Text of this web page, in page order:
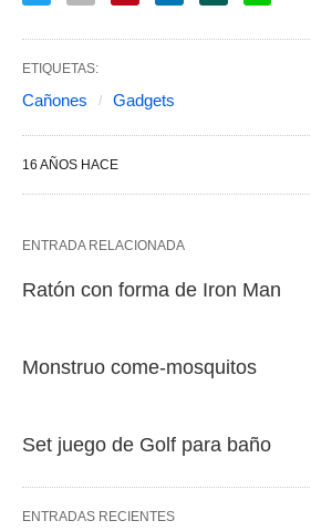
ETIQUETAS:
Cañones Gadgets
16 AÑOS HACE
ENTRADA RELACIONADA
Ratón con forma de Iron Man
Monstruo come-mosquitos
Set juego de Golf para baño
ENTRADAS RECIENTES